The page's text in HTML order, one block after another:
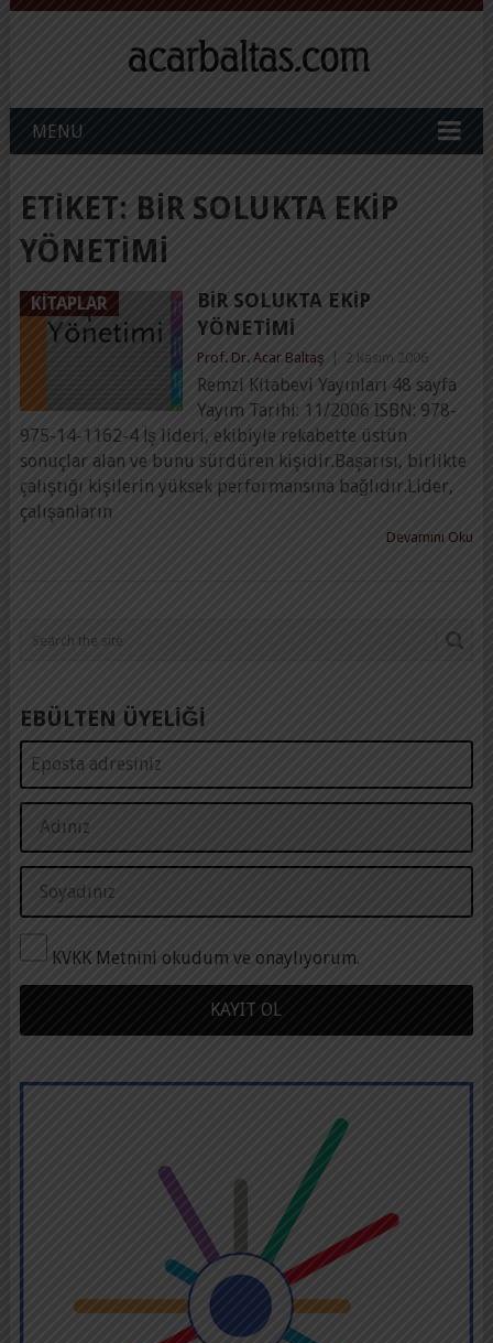
MENU
ETIKET: BIR SOLUKTA EKIP
YÖNETIMI
KITAPLAR
BIR SOLUKTA EKIP
YÖNETIMI
Prof. Dr. Acar Baltaş 2 Kasım 2006
Remzi Kitabevi Yayınları 48 sayfa
Yayım Tarihi: 11/2006 ISBN: 978-
975-14-1162-4 İş lideri, ekibiyle rekabette üstün
sonuçlar alan ve bunu sürdüren kişidir.Başarısı, birlikte
çalıştığı kişilerin yüksek performansına bağlıdır.Lider,
çalışanların
Devamını Oku
EBÜLTEN ÜYELİĞİ
KVKK Metnini okudum ve onaylıyorum.